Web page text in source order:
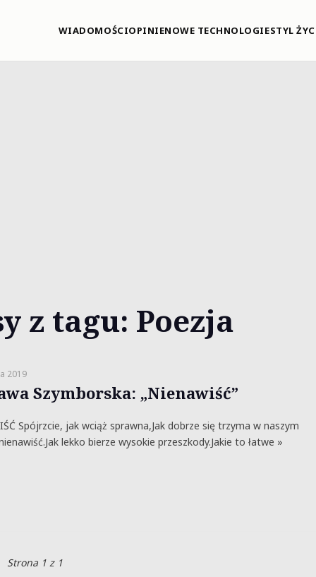
WIADOMOŚCIOPINIENOWE TECHNOLOGIESTYL
z tagu: Poezja
2019
Szymborska: „Nienawiść”
Spójrzcie, jak wciąż sprawna,Jak dobrze się trzyma w naszym
lekko bierze wysokie przeszkody.Jakie to łatwe »
Strona 1 z 1